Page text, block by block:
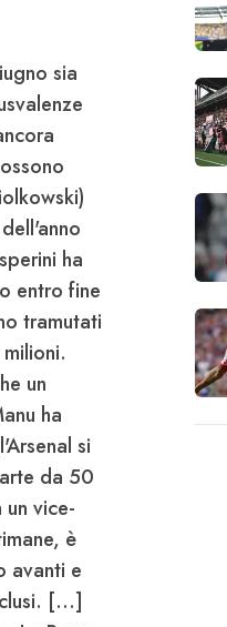
sia
)
ha
entro fine
tramutati
.
un
ha
si
da 50
vice-
è
avanti e
[...]